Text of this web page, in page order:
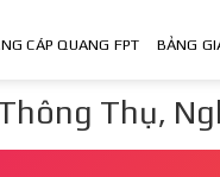
CÁP QUANG FPT BẢNG
Thụ,